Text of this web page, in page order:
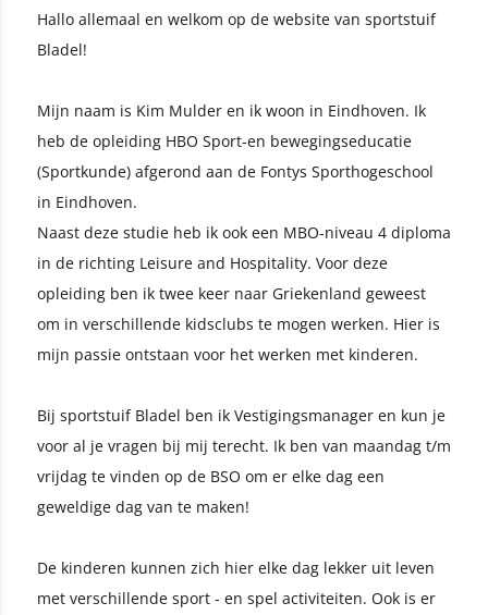
Hallo allemaal en welkom op de website van sportstuif
Bladel!
Mijn naam is Kim Mulder en ik woon in Eindhoven. Ik
heb de opleiding HBO Sport-en bewegingseducatie
(Sportkunde) afgerond aan de Fontys Sporthogeschool
in Eindhoven.
Naast deze studie heb ik ook een MBO-niveau 4 diploma
in de richting Leisure and Hospitality. Voor deze
opleiding ben ik twee keer naar Griekenland geweest
om in verschillende kidsclubs te mogen werken. Hier is
mijn passie ontstaan voor het werken met kinderen.
Bij sportstuif Bladel ben ik Vestigingsmanager en kun je
voor al je vragen bij mij terecht. Ik ben van maandag t/m
vrijdag te vinden op de BSO om er elke dag een
geweldige dag van te maken!
De kinderen kunnen zich hier elke dag lekker uit leven
met verschillende sport - en spel activiteiten. Ook is er